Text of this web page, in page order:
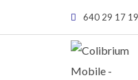
640 29 17